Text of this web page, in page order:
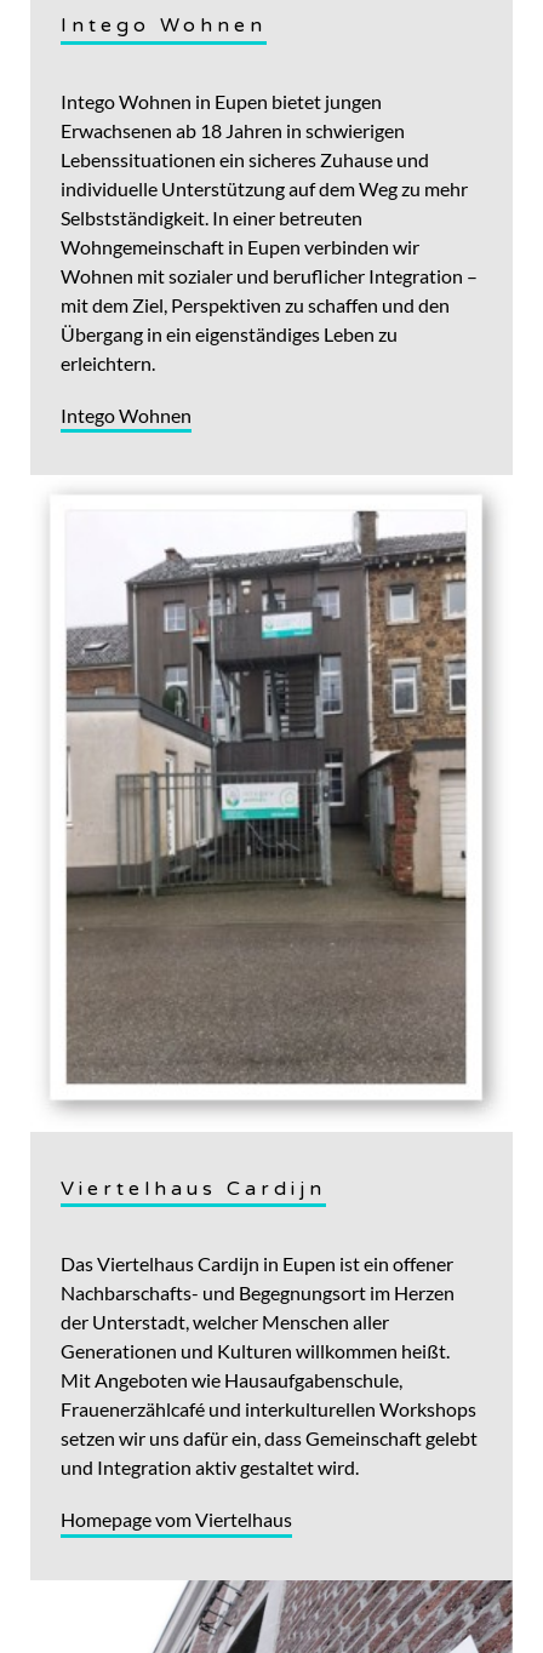
Intego Wohnen
Intego Wohnen in Eupen bietet jungen
Erwachsenen ab 18 Jahren in schwierigen
Lebenssituationen ein sicheres Zuhause und
individuelle Unterstützung auf dem Weg zu mehr
Selbstständigkeit. In einer betreuten
Wohngemeinschaft in Eupen verbinden wir
Wohnen mit sozialer und beruflicher Integration –
mit dem Ziel, Perspektiven zu schaffen und den
Übergang in ein eigenständiges Leben zu
erleichtern.
Intego Wohnen
Viertelhaus Cardijn
Das Viertelhaus Cardijn in Eupen ist ein offener
Nachbarschafts- und Begegnungsort im Herzen
der Unterstadt, welcher Menschen aller
Generationen und Kulturen willkommen heißt.
Mit Angeboten wie Hausaufgabenschule,
Frauenerzählcafé und interkulturellen Workshops
setzen wir uns dafür ein, dass Gemeinschaft gelebt
und Integration aktiv gestaltet wird.
Homepage vom Viertelhaus